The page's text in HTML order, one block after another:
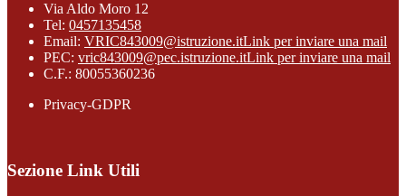
Via Aldo Moro 12
Tel: 0457135458
Email: VRIC843009@istruzione.itLink per inviare una mail
PEC: vric843009@pec.istruzione.itLink per inviare una mail
C.F.: 80055360236
Privacy-GDPR
Sezione Link Utili